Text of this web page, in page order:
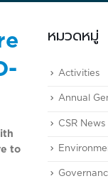
to
หมวดหมู่
Activities
Annual
CSR News